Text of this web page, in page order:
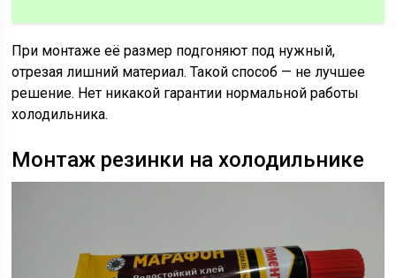
При монтаже её размер подгоняют под нужный,
отрезая лишний материал. Такой способ — не лучшее
решение. Нет никакой гарантии нормальной работы
холодильника.
Монтаж резинки на холодильнике